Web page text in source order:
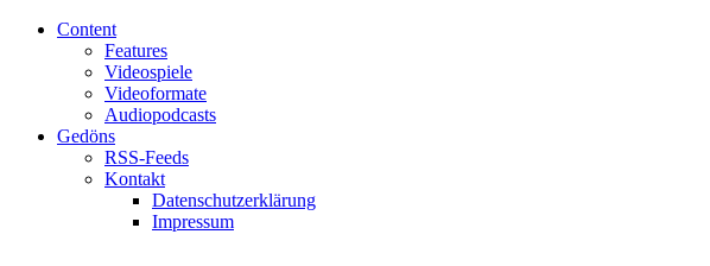
Content
Features
Videospiele
Videoformate
Audiopodcasts
Gedöns
RSS-Feeds
Kontakt
Datenschutzerklärung
Impressum